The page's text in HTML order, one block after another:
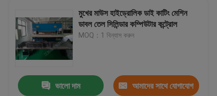
মুখের মাউস হাইড্রোলিক ডাই কাটিং মেশিন
ডাবল তেল সিলিন্ডার কম্পিউটার কন্ট্রোল
MOQ：1 বিন্যাস করুন
ভালো দাম আমাদের সাথে যোগাযোগ